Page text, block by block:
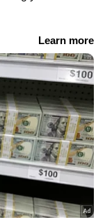
വിവരം
ഈ